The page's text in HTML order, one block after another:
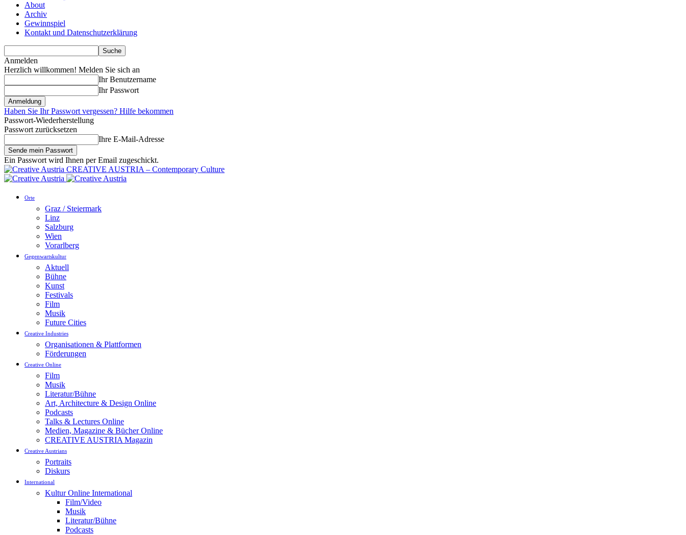
About
Archiv
Gewinnspiel
Kontakt und Datenschutzerklärung
Anmelden
Herzlich willkommen! Melden Sie sich an
Ihr Benutzername
Ihr Passwort
Haben Sie Ihr Passwort vergessen? Hilfe bekommen
Passwort-Wiederherstellung
Passwort zurücksetzen
Ihre E-Mail-Adresse
Ein Passwort wird Ihnen per Email zugeschickt.
CREATIVE AUSTRIA – Contemporary Culture
Orte
Graz / Steiermark
Linz
Salzburg
Wien
Vorarlberg
Gegenwartskultur
Aktuell
Bühne
Kunst
Festivals
Film
Musik
Future Cities
Creative Industries
Organisationen & Plattformen
Förderungen
Creative Online
Film
Musik
Literatur/Bühne
Art, Architecture & Design Online
Podcasts
Talks & Lectures Online
Medien, Magazine & Bücher Online
CREATIVE AUSTRIA Magazin
Creative Austrians
Portraits
Diskurs
International
Kultur Online International
Film/Video
Musik
Literatur/Bühne
Podcasts